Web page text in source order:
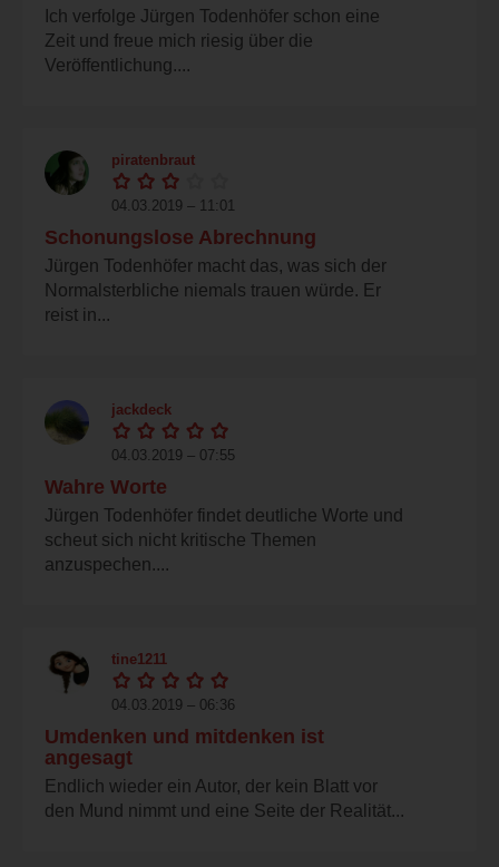
Ich verfolge Jürgen Todenhöfer schon eine
Zeit und freue mich riesig über die
Veröffentlichung....
piratenbraut
04.03.2019 – 11:01
Schonungslose Abrechnung
Jürgen Todenhöfer macht das, was sich der
Normalsterbliche niemals trauen würde. Er
reist in...
jackdeck
04.03.2019 – 07:55
Wahre Worte
Jürgen Todenhöfer findet deutliche Worte und
scheut sich nicht kritische Themen
anzuspechen....
tine1211
04.03.2019 – 06:36
Umdenken und mitdenken ist
angesagt
Endlich wieder ein Autor, der kein Blatt vor
den Mund nimmt und eine Seite der Realität...